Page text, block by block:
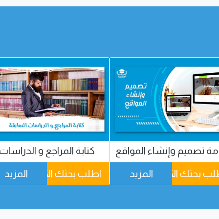
المراجع و الدراسات
السابقة
بحثك الآن
المزيد
خدمة ترجمة معتمدة
اطلب بحثك الآن المزيد